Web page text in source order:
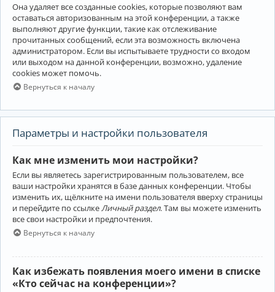
Она удаляет все созданные cookies, которые позволяют вам
оставаться авторизованным на этой конференции, а также
выполняют другие функции, такие как отслеживание
прочитанных сообщений, если эта возможность включена
администратором. Если вы испытываете трудности со входом
или выходом на данной конференции, возможно, удаление
cookies может помочь.
Вернуться к началу
Параметры и настройки пользователя
Как мне изменить мои настройки?
Если вы являетесь зарегистрированным пользователем, все
ваши настройки хранятся в базе данных конференции. Чтобы
изменить их, щёлкните на имени пользователя вверху страницы
и перейдите по ссылке Личный раздел. Там вы можете изменить
все свои настройки и предпочтения.
Вернуться к началу
Как избежать появления моего имени в списке
«Кто сейчас на конференции»?